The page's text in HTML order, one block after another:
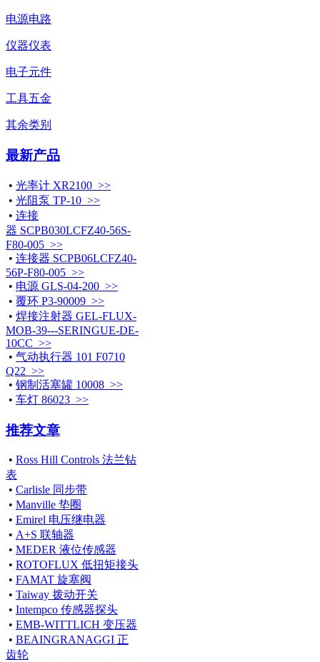
电源电路
仪器仪表
电子元件
工具五金
其余类别
最新产品
• 光率计 XR2100 >>
• 光阻泵 TP-10 >>
• 连接
器 SCPB030LCFZ40-56S-
F80-005 >>
• 连接器 SCPB06LCFZ40-
56P-F80-005 >>
• 电源 GLS-04-200 >>
• 覆环 P3-90009 >>
• 焊接注射器 GEL-FLUX-
MOB-39---SERINGUE-DE-
10CC >>
• 气动执行器 101 F0710
Q22 >>
• 钢制活塞罐 10008 >>
• 车灯 86023 >>
推荐文章
• Ross Hill Controls 法兰钻
表
• Carlisle 同步带
• Manville 垫圈
• Emirel 电压继电器
• A+S 联轴器
• MEDER 液位传感器
• ROTOFLUX 低扭矩接头
• FAMAT 旋塞阀
• Taiway 拨动开关
• Intempco 传感器探头
• EMB-WITTLICH 变压器
• BEAINGRANAGGI 正
齿轮